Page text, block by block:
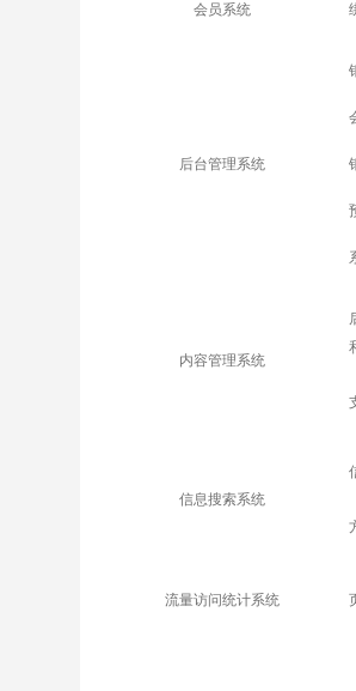
会员系统
后台管理系统
内容管理系统
信息搜索系统
流量访问统计系统